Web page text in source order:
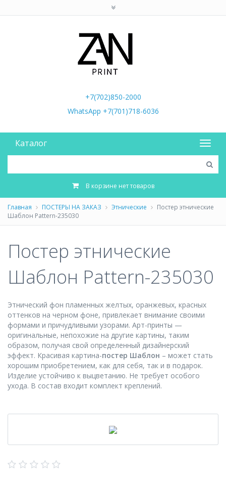
+7(702)850-2000
WhatsApp +7(701)718-6036
Каталог
В корзине нет товаров
Главная ПОСТЕРЫ НА ЗАКАЗ Этнические
Постер этнические
Шаблон Pattern-235030
Постер этнические
Шаблон Pattern-235030
Этнический фон пламенных желтых, оранжевых, красных
оттенков на черном фоне, привлекает внимание своими
формами и причудливыми узорами. Арт-принты —
оригинальные, непохожие на другие картины, таким
образом, получая свой определенный дизайнерский
эффект. Красивая картина-постер Шаблон – может стать
хорошим приобретением, как для себя, так и в подарок.
Изделие устойчиво к выцветанию. Не требует особого
ухода. В состав входит комплект креплений.